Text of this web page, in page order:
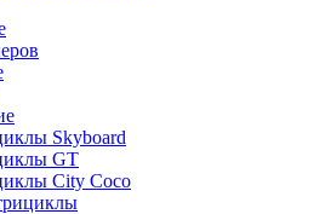
Skyboard
GT
City Coco